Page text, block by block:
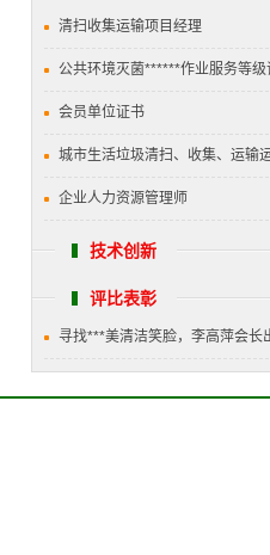
清扫收集运输项目经理
公共环境灭菌******作业服务等级
会员单位证书
城市生活垃圾清扫、收集、运输
企业人力资源管理师
技术创新
评比表彰
寻找***美清洁笑脸，李高萍会长